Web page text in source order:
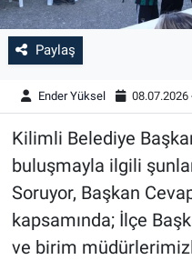
Paylaş
Ender Yüksel 08.07.2026
Kilimli Belediye
buluşmayla ilgili
Soruyor, Başkan
kapsamında; İlçe
ve birim